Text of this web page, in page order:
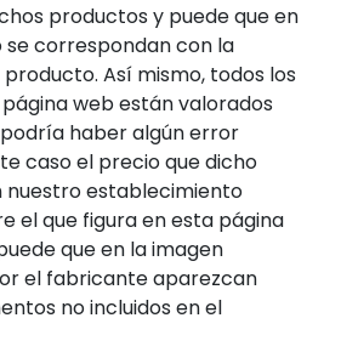
productos y puede que en
correspondan con la
Así mismo, todos los
web están valorados
podría haber algún error
caso el precio que dicho
establecimiento
el que figura en esta página
que en la imagen
el fabricante aparezcan
no incluidos en el